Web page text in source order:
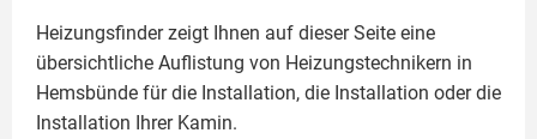
Heizungsfinder zeigt Ihnen auf dieser Seite eine
übersichtliche Auflistung von Heizungstechnikern in
Hemsbünde für die Installation, die Installation oder die
Installation Ihrer Kamin.